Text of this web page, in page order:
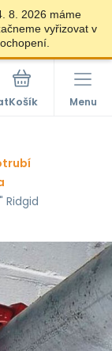
8. 2026 máme
vyřizovat v
Menu